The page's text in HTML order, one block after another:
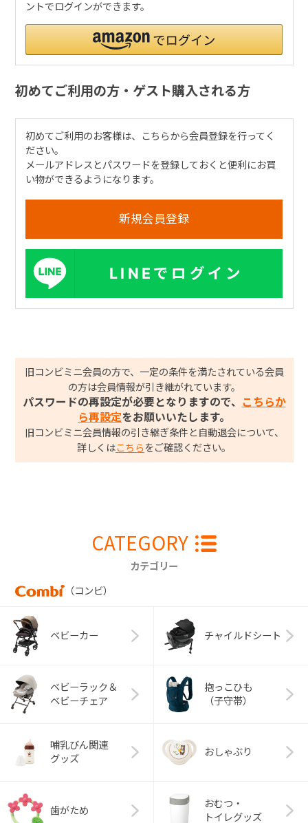
ントでログインができます。
初めてご利用の方・ゲスト購入される方
初めてご利用のお客様は、こちらから会員登録を行ってく
ださい。
メールアドレスとパスワードを登録しておくと便利にお買
い物ができるようになります。
LINEでログイン
旧コンビミニ会員の方で、一定の条件を満たされている会員
の方は会員情報が引き継がれています。
パスワードの再設定が必要となりますので、
こちらか
ら再設定をお願いいたします。
旧コンビミニ会員情報の引き継ぎ条件と自動退会について、
詳しくはこちら をご確認ください。
CATEGORY
カテゴリー
（コンビ）
ベビーカー チャイルドシート
ベビーラック＆
ベビーチェア
抱っこひも
（子守帯）
哺乳びん関連
グッズ
おしゃぶり
歯がため
おむつ・
トイレグッズ